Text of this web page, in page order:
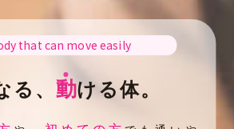
that can move easily
る、 動ける体。